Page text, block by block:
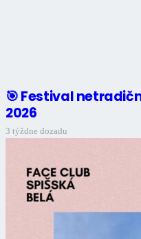
🎯 Festival
2026
3 týždne dozadu